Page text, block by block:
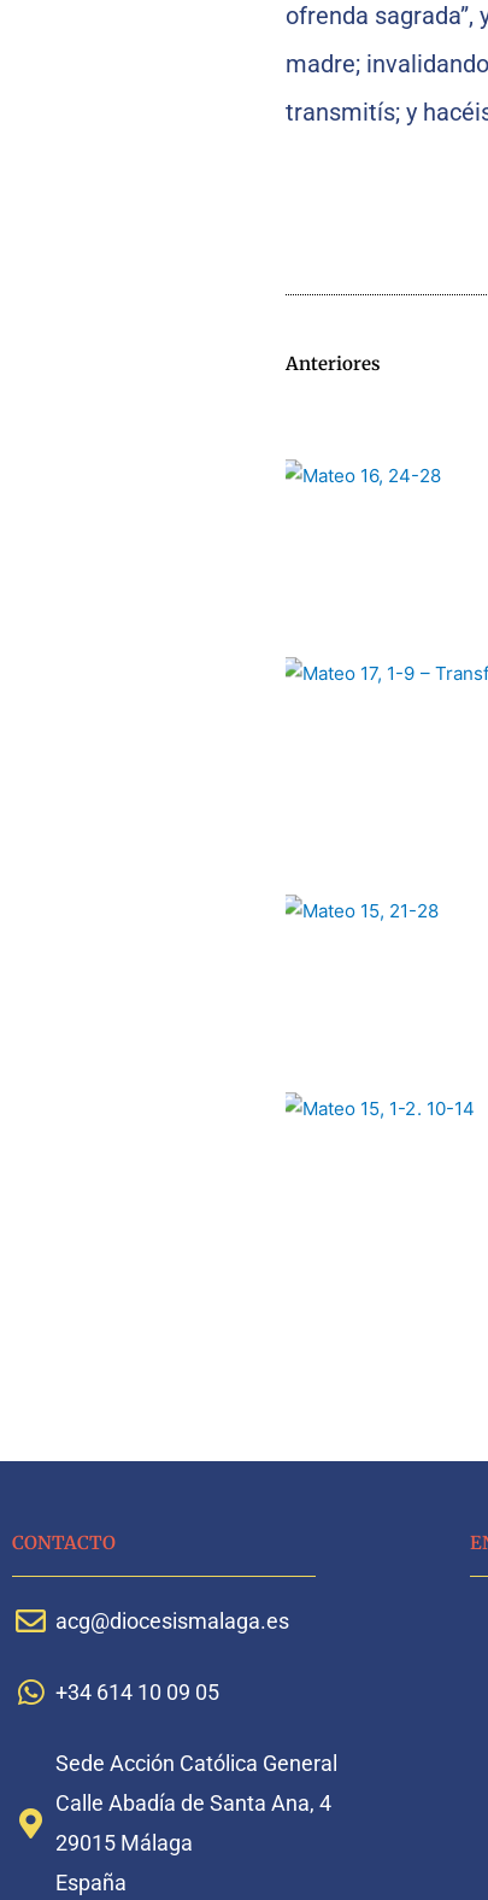
ofrenda sagrada”,
madre;
transmitís; y
Anteriores
CONTACTO
acg@diocesismalaga.es
+34 614 10 09 05
Sede Acción Católica General
Calle Abadía de Santa Ana, 4
29015 Málaga
España